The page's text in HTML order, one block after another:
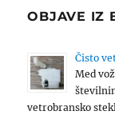
OBJAVE IZ
Čisto
Med
vetrobransko